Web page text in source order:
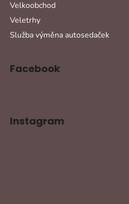
Velkoobchod
Veletrhy
Služba výměna autosedaček
Facebook
Instagram